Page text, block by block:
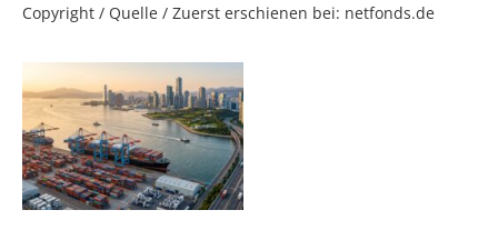
Copyright / Quelle / Zuerst erschienen bei: netfonds.de